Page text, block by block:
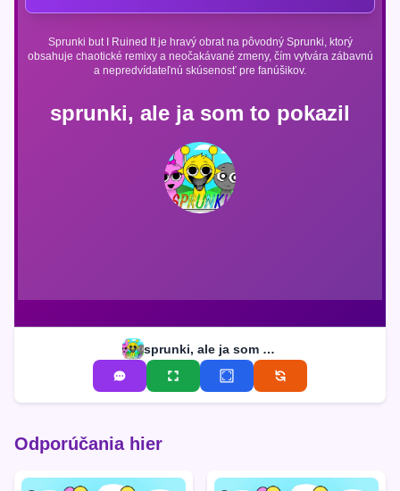
sprunki, ale ja som to pokazil
Sprunki but I Ruined It je hravý obrat na pôvodný Sprunki, ktorý
obsahuje chaotické remixy a neočakávané zmeny, čím vytvára zábavnú
a nepredvídateľnú skúsenosť pre fanúšikov.
sprunki, ale ja som to pokazil
Odporúčania hier